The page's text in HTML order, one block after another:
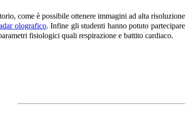
come è possibile ottenere immagini ad alta risoluzione
olografico. Infine gli studenti hanno potuto partecipare
fisiologici quali respirazione e battito cardiaco.